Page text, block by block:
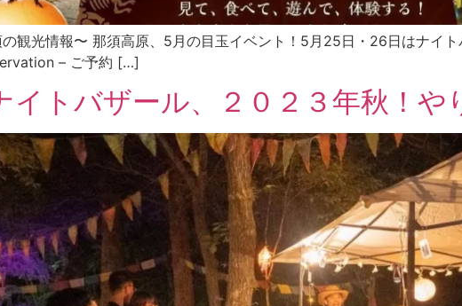
観光情報〜 那須高原、5月の目玉イベント！5月25日・26日はナイ
– ご予約 […]
イトバザール、２０２３年秋！や